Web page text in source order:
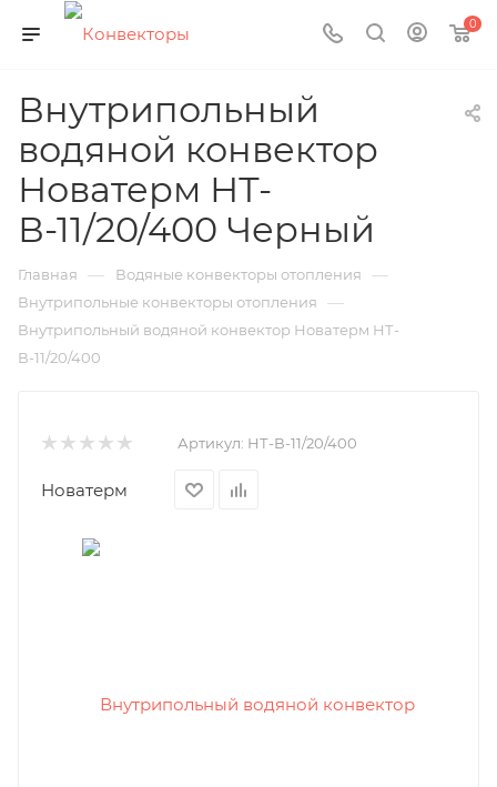
0
Внутрипольный
водяной конвектор
Новатерм НТ-
В-11/20/400 Черный
Главная — Водяные конвекторы отопления —
Внутрипольные конвекторы отопления —
Внутрипольный водяной конвектор Новатерм НТ-
В-11/20/400
Артикул: НТ-В-11/20/400
Новатерм